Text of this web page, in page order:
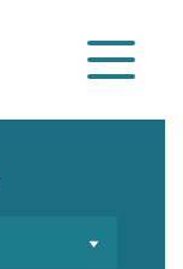
Klap
navigatie